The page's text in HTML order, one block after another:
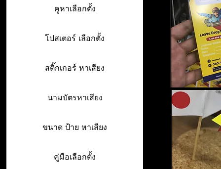
คูหาเลือกตั้ง
โปสเตอร์ เลือกตั้ง
สติ๊กเกอร์ หาเสียง
นามบัตรหาเสียง
ขนาด ป้าย หาเสียง
คู่มือเลือกตั้ง